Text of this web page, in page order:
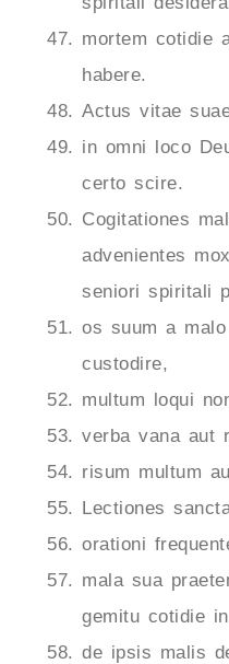
mortem cotidie
habere.
Actus vitae
in omni loco
certo scire.
Cogitationes
advenientes
seniori spiritali
os suum a
custodire,
multum loqui
verba vana aut
risum multum
Lectiones
orationi
mala sua
gemitu cotidie
de ipsis malis